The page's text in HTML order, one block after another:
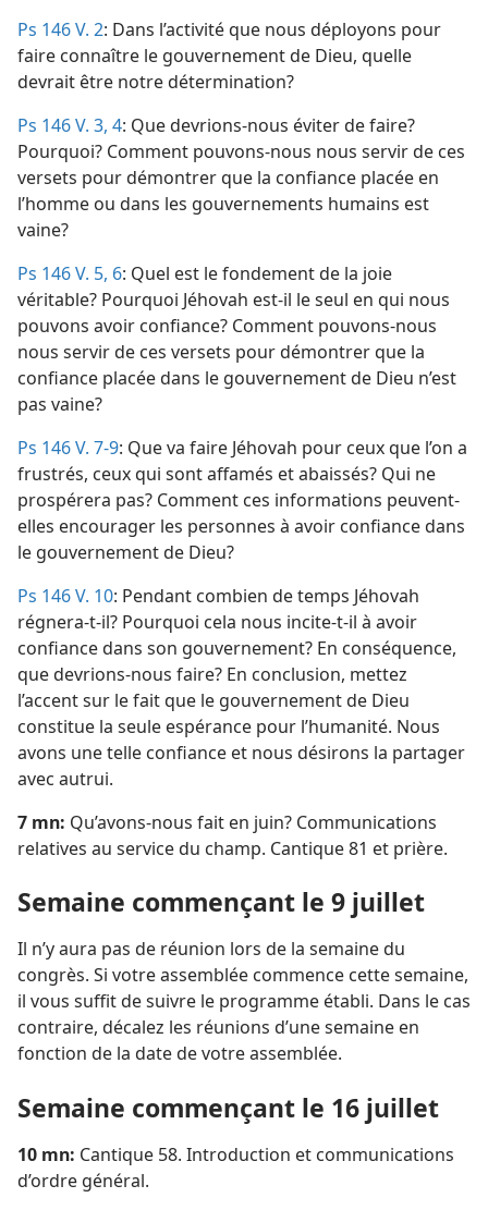
Ps 146 V. 2: Dans l’activité que nous déployons pour
faire connaître le gouvernement de Dieu, quelle
devrait être notre détermination?
Ps 146 V. 3, 4: Que devrions-​nous éviter de faire?
Pourquoi? Comment pouvons-​nous nous servir de ces
versets pour démontrer que la confiance placée en
l’homme ou dans les gouvernements humains est
vaine?
Ps 146 V. 5, 6: Quel est le fondement de la joie
véritable? Pourquoi Jéhovah est-​il le seul en qui nous
pouvons avoir confiance? Comment pouvons-​nous
nous servir de ces versets pour démontrer que la
confiance placée dans le gouvernement de Dieu n’est
pas vaine?
Ps 146 V. 7-9: Que va faire Jéhovah pour ceux que l’on a
frustrés, ceux qui sont affamés et abaissés? Qui ne
prospérera pas? Comment ces informations peuvent-​
elles encourager les personnes à avoir confiance dans
le gouvernement de Dieu?
Ps 146 V. 10: Pendant combien de temps Jéhovah
régnera-​t-​il? Pourquoi cela nous incite-​t-​il à avoir
confiance dans son gouvernement? En conséquence,
que devrions-​nous faire? En conclusion, mettez
l’accent sur le fait que le gouvernement de Dieu
constitue la seule espérance pour l’humanité. Nous
avons une telle confiance et nous désirons la partager
avec autrui.
7 mn: Qu’avons-​nous fait en juin? Communications
relatives au service du champ. Cantique 81 et prière.
Semaine commençant le 9 juillet
Il n’y aura pas de réunion lors de la semaine du
congrès. Si votre assemblée commence cette semaine,
il vous suffit de suivre le programme établi. Dans le cas
contraire, décalez les réunions d’une semaine en
fonction de la date de votre assemblée.
Semaine commençant le 16 juillet
10 mn: Cantique 58. Introduction et communications
d’ordre général.